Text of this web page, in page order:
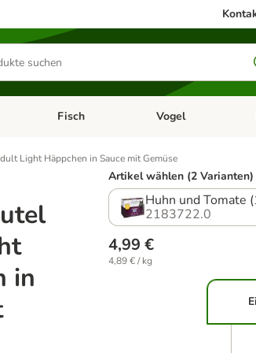
öffnen: Hundefutter & Zubehör
Kategorie-Menü öffnen: Kleintier
Fisch Kategorie-Menü
Vogel
Light Häppchen in Sauce mit Gemüse
in
Artikel wählen (2 Varianten)
Huhn und Tomate
2183722.0
4,99 €
4,89 € / kg